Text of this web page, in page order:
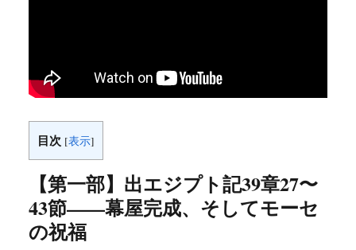
目次 [表示]
【第一部】出エジプト記39章27〜
43節——幕屋完成、そしてモーセ
の祝福